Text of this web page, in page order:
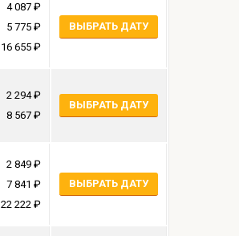
4 087
5 775
16 655
ВЫБРАТЬ ДАТУ
2 294
8 567
ВЫБРАТЬ ДАТУ
2 849
7 841
22 222
ВЫБРАТЬ ДАТУ